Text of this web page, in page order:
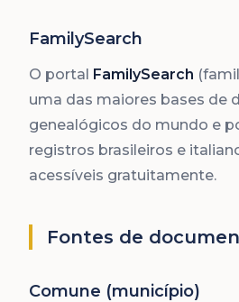
FamilySearch
O portal FamilySearch
uma das maiores bases de
genealógicos do mundo e
registros brasileiros e
acessíveis gratuitamente.
Fontes de
Comune (município)